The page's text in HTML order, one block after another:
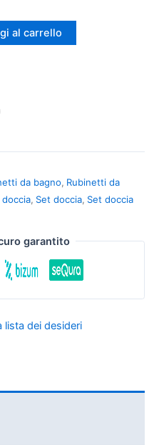
al carrello
da bagno, Rubinetti da
, Set doccia, Set doccia
garantito
lista dei desideri